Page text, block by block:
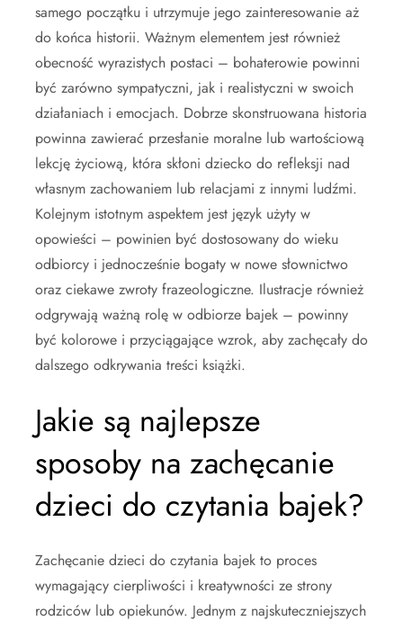
samego początku i utrzymuje jego zainteresowanie aż
do końca historii. Ważnym elementem jest również
obecność wyrazistych postaci – bohaterowie powinni
być zarówno sympatyczni, jak i realistyczni w swoich
działaniach i emocjach. Dobrze skonstruowana historia
powinna zawierać przesłanie moralne lub wartościową
lekcję życiową, która skłoni dziecko do refleksji nad
własnym zachowaniem lub relacjami z innymi ludźmi.
Kolejnym istotnym aspektem jest język użyty w
opowieści – powinien być dostosowany do wieku
odbiorcy i jednocześnie bogaty w nowe słownictwo
oraz ciekawe zwroty frazeologiczne. Ilustracje również
odgrywają ważną rolę w odbiorze bajek – powinny
być kolorowe i przyciągające wzrok, aby zachęcały do
dalszego odkrywania treści książki.
Jakie są najlepsze
sposoby na zachęcanie
dzieci do czytania bajek?
Zachęcanie dzieci do czytania bajek to proces
wymagający cierpliwości i kreatywności ze strony
rodziców lub opiekunów. Jednym z najskuteczniejszych